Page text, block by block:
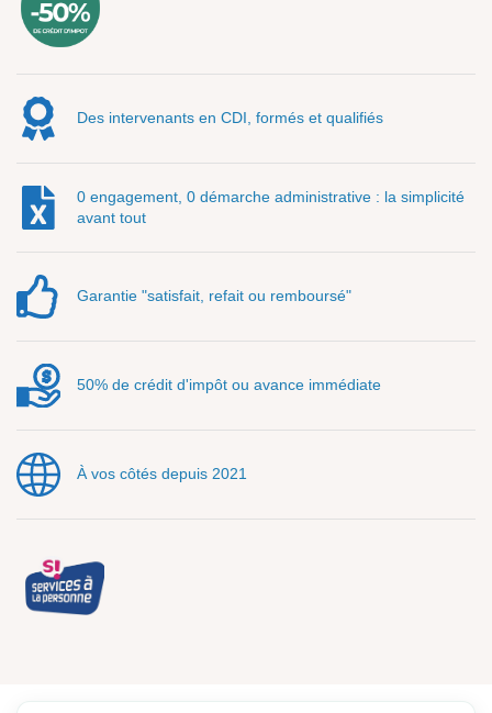
Des intervenants en CDI, formés et qualifiés
0 engagement, 0 démarche administrative : la simplicité
avant tout
Garantie "satisfait, refait ou remboursé"
50% de crédit d'impôt ou avance immédiate
À vos côtés depuis 2021